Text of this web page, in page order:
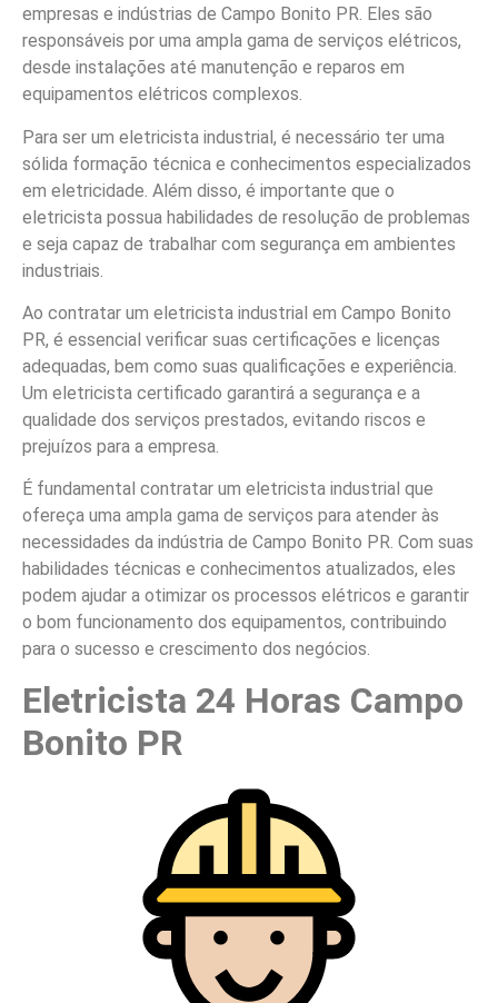
empresas e indústrias de Campo Bonito PR. Eles são
responsáveis por uma ampla gama de serviços elétricos,
desde instalações até manutenção e reparos em
equipamentos elétricos complexos.
Para ser um eletricista industrial, é necessário ter uma
sólida formação técnica e conhecimentos especializados
em eletricidade. Além disso, é importante que o
eletricista possua habilidades de resolução de problemas
e seja capaz de trabalhar com segurança em ambientes
industriais.
Ao contratar um eletricista industrial em Campo Bonito
PR, é essencial verificar suas certificações e licenças
adequadas, bem como suas qualificações e experiência.
Um eletricista certificado garantirá a segurança e a
qualidade dos serviços prestados, evitando riscos e
prejuízos para a empresa.
É fundamental contratar um eletricista industrial que
ofereça uma ampla gama de serviços para atender às
necessidades da indústria de Campo Bonito PR. Com suas
habilidades técnicas e conhecimentos atualizados, eles
podem ajudar a otimizar os processos elétricos e garantir
o bom funcionamento dos equipamentos, contribuindo
para o sucesso e crescimento dos negócios.
Eletricista 24 Horas Campo
Bonito PR